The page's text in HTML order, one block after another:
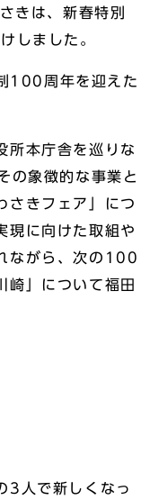
きは、新春特別
しました。
100周年を迎えた
所本庁舎を巡りな
の象徴的な事業と
さきフェア」につ
現に向けた取組や
ながら、次の100
崎」について福田
3人で新しくなっ